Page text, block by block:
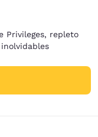
Privileges, repleto